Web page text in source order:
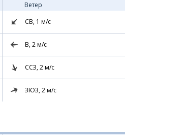
Ветер
СВ, 1 м/с
В, 2м/с
ССЗ, 2м/с
ЗЮЗ, 2м/с